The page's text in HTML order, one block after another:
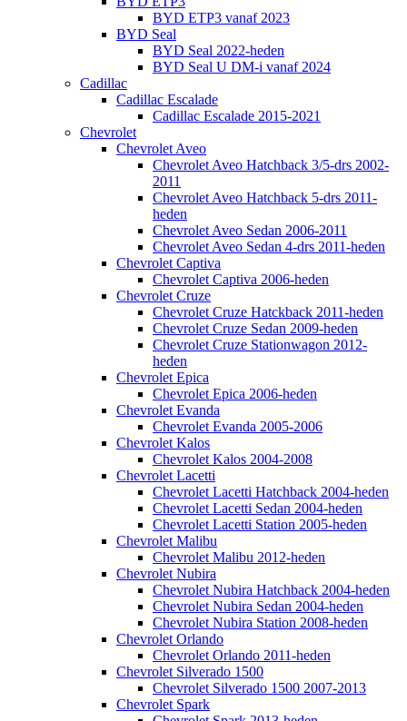
BYD ETP3 vanaf 2023
BYD Seal
BYD Seal 2022-heden
BYD Seal U DM-i vanaf 2024
Cadillac
Cadillac Escalade
Cadillac Escalade 2015-2021
Chevrolet
Chevrolet Aveo
Chevrolet Aveo Hatchback 3/5-drs 2002-
2011
Chevrolet Aveo Hatchback 5-drs 2011-
heden
Chevrolet Aveo Sedan 2006-2011
Chevrolet Aveo Sedan 4-drs 2011-heden
Chevrolet Captiva
Chevrolet Captiva 2006-heden
Chevrolet Cruze
Chevrolet Cruze Hatckback 2011-heden
Chevrolet Cruze Sedan 2009-heden
Chevrolet Cruze Stationwagon 2012-
heden
Chevrolet Epica
Chevrolet Epica 2006-heden
Chevrolet Evanda
Chevrolet Evanda 2005-2006
Chevrolet Kalos
Chevrolet Kalos 2004-2008
Chevrolet Lacetti
Chevrolet Lacetti Hatchback 2004-heden
Chevrolet Lacetti Sedan 2004-heden
Chevrolet Lacetti Station 2005-heden
Chevrolet Malibu
Chevrolet Malibu 2012-heden
Chevrolet Nubira
Chevrolet Nubira Hatchback 2004-heden
Chevrolet Nubira Sedan 2004-heden
Chevrolet Nubira Station 2008-heden
Chevrolet Orlando
Chevrolet Orlando 2011-heden
Chevrolet Silverado 1500
Chevrolet Silverado 1500 2007-2013
Chevrolet Spark